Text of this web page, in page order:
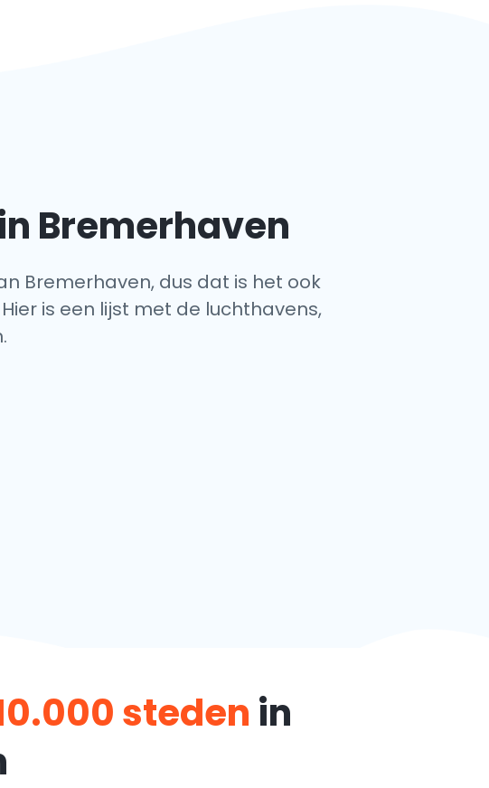
Bremerhaven
Bremerhaven, dus dat is het ook
is een lijst met de luchthavens,
steden in